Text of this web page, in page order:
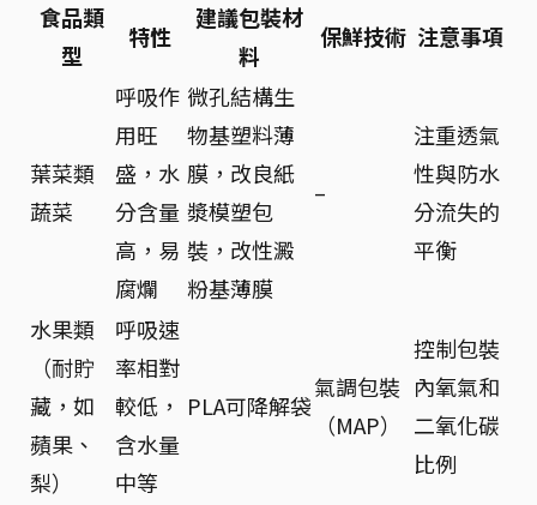
食品類
型
特性
建議包裝材
料
保鮮技術 注意事項
葉菜類
蔬菜
呼吸作
用旺
盛，水
分含量
高，易
腐爛
微孔結構生
物基塑料薄
膜，改良紙
漿模塑包
裝，改性澱
粉基薄膜
–
注重透氣
性與防水
分流失的
平衡
水果類
（耐貯
藏，如
蘋果、
梨）
呼吸速
率相對
較低，
含水量
中等
PLA可降解袋
氣調包裝
（MAP）
控制包裝
內氧氣和
二氧化碳
比例